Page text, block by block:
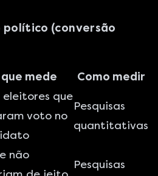
político (conversão
que mede Como medir
eleitores que
voto no
Pesquisas
quantitativas
não
Pesquisas